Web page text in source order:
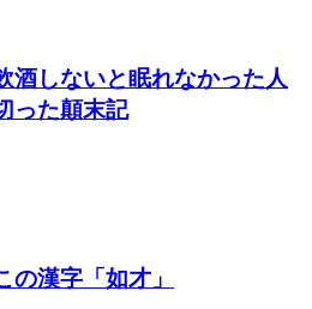
酒しないと眠れなかった人
った顛末記
の漢字「如才」